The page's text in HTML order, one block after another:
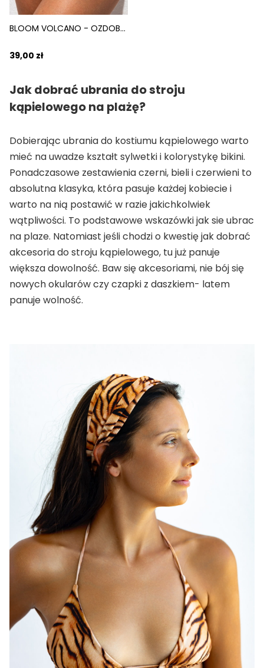
BLOOM VOLCANO - OZDOBA PLAŻOWA DO WIĄZANIA FIOLETOWY
39,00 zł
Jak dobrać ubrania do stroju
kąpielowego na plażę?
Dobierając ubrania do kostiumu kąpielowego warto
mieć na uwadze kształt sylwetki i kolorystykę bikini.
Ponadczasowe zestawienia czerni, bieli i czerwieni to
absolutna klasyka, która pasuje każdej kobiecie i
warto na nią postawić w razie jakichkolwiek
wątpliwości. To podstawowe wskazówki jak sie ubrac
na plaze. Natomiast jeśli chodzi o kwestię jak dobrać
akcesoria do stroju kąpielowego, tu już panuje
większa dowolność. Baw się akcesoriami, nie bój się
nowych okularów czy czapki z daszkiem- latem
panuje wolność.